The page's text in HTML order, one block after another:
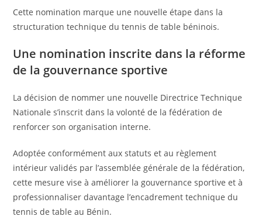
Cette nomination marque une nouvelle étape dans la
structuration technique du tennis de table béninois.
Une nomination inscrite dans la réforme
de la gouvernance sportive
La décision de nommer une nouvelle Directrice Technique
Nationale s’inscrit dans la volonté de la fédération de
renforcer son organisation interne.
Adoptée conformément aux statuts et au règlement
intérieur validés par l’assemblée générale de la fédération,
cette mesure vise à améliorer la gouvernance sportive et à
professionnaliser davantage l’encadrement technique du
tennis de table au Bénin.